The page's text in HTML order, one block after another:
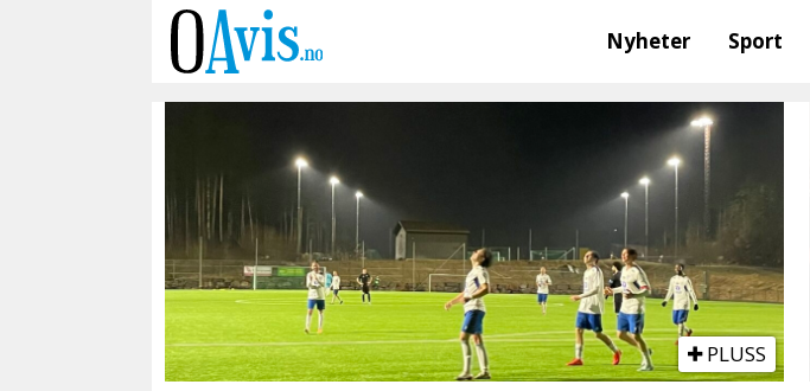
Nyheter Sport
gamwanya
PLUSS